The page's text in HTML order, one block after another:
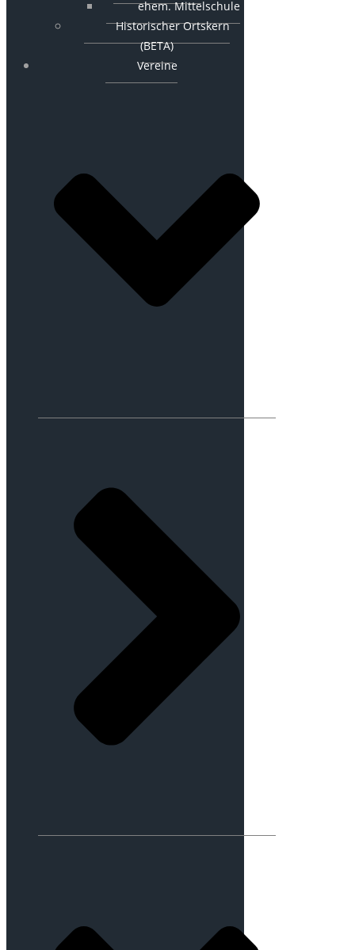
ehem. Mittelschule
Historischer Ortskern
(BETA)
Vereine